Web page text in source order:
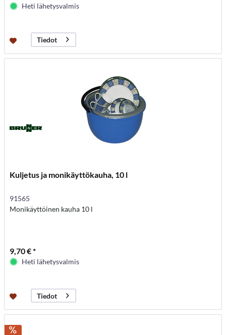
Heti lähetysvalmis
Tiedot
Kuljetus ja monikäyttökauha, 10 l
91565
Monikäyttöinen kauha 10 l
9,70 € *
Heti lähetysvalmis
Tiedot